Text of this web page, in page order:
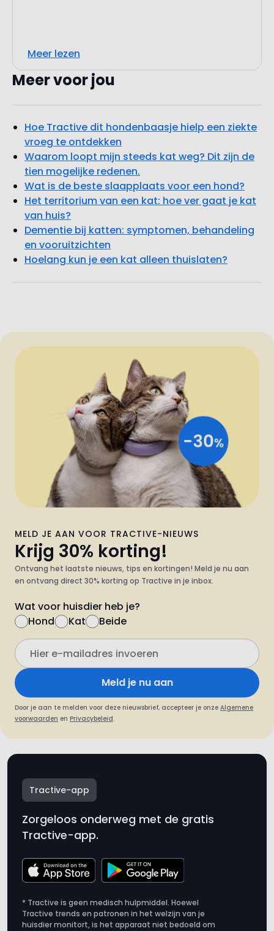
Meer lezen
Meer voor jou
Hoe Tractive dit hondenbaasje hielp een ziekte
vroeg te ontdekken
Waarom loopt mijn steeds kat weg? Dit zijn de
tien mogelijke redenen.
Wat is de beste slaapplaats voor een hond?
Het territorium van een kat: hoe ver gaat je kat
van huis?
Dementie bij katten: symptomen, behandeling
en vooruitzichten
Hoelang kun je een kat alleen thuislaten?
MELD JE AAN VOOR TRACTIVE-NIEUWS
Krijg 30% korting!
Ontvang het laatste nieuws, tips en kortingen! Meld je nu aan
en ontvang direct 30% korting op Tractive in je inbox.
Wat voor huisdier heb je?
Hond
Kat Beide
Meld je nu aan
Door je aan te melden voor deze nieuwsbrief, accepteer je onze Algemene
voorwaarden en Privacybeleid.
Tractive-app
Zorgeloos onderweg met de gratis
Tractive-app.
* Tractive is geen medisch hulpmiddel. Hoewel
Tractive trends en patronen in het welzijn van je
huisdier monitort, is het apparaat niet bedoeld om